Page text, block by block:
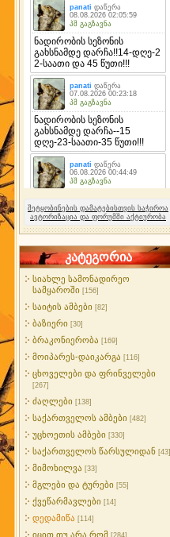
შეტყობინების დამატებისთვის საჭიროა
ავტორიზაცია და ფორუმში აქტიურობა
კატეგორია
სიახლე სამონადირეო
სამყაროში [156]
საიტის ამბები [82]
ბაზიერი [30]
ბრაკონიერობა [169]
მოიპარეს-დაიკარგა [116]
ცხოველები და ფრინველები
[267]
ძაღლები [138]
საქართველოს ამბები [482]
უცხოეთის ამბები [330]
საქართველოს წარსულიდან [43]
მიმოხილვა [33]
მგლები და ტურები [55]
ქვეწარმავლები [14]
დედამიწა [114]
იცით თუ არა რომ [284]